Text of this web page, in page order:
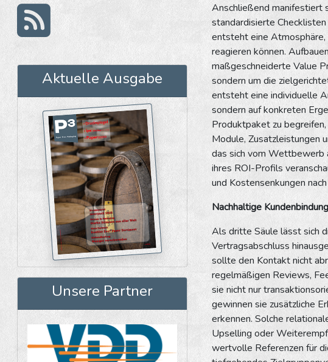
Aktuelle Ausgabe
Unsere Partner
Anschließend manifestiert
standardisierte
entsteht eine Atmosphäre,
reagieren können.
maßgeschneiderte Value
sondern um die
entsteht eine individuelle
sondern auf konkreten
Produktpaket zu
Module, Zusatzleistungen
das sich vom Wettbewerb
ihres ROI-Profils
und Kostensenkungen
Nachhaltige Kundenbindung
Als dritte Säule lässt sich
Vertragsabschluss
sollte den Kontakt nicht
regelmäßigen Reviews,
sie nicht nur
gewinnen sie zusätzliche
erkennen. Solche
Upselling oder
wertvolle Referenzen für